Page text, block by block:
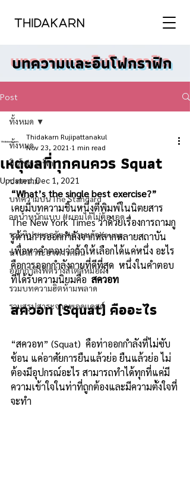
บทความและอินโฟกราฟิก
Post
ทั้งหมด
อินโฟกราฟิก
บทความ
บทความบน The Standard
ลดน้ำหนักแบบ #ผอมได้ไม่ต้องอด
รวมทิปชะลอวัย #อ่านแล้วYoung
นานาสาระอาหารคลีน
ออกกำลังฟิตร่างสไตล์หมอผิง
รวมบทความฮิตห้ามพลาด
รวมสรุปสาระจากพอดแคสต์
ทั้งหมด
เหตุผลที่ทุกคนควร Squat
Thidakarn Rujipattanakul
Nov 23, 2021 1 min read
Updated:Dec 1, 2021
“What’s the single best exercise?”
เคยมีบทความชิ้นหนึ่งตีพิมพ์ในนิตยสาร
The New York Times ว่าด้วยเรื่องการถามกู
รูด้านการออกกำลังจากหลากหลายสถาบัน
เพื่อหาคำตอบว่าถ้าให้เลือกได้แค่หนึ่ง อะไร
คือการออกกำลังกายที่ดีที่สุด  หนึ่งในคำตอบ
ที่ได้รับความนิยมคือ สควอท
สควอท (Squat) คืออะไร
“สควอท” (Squat)  คือท่าออกกำลังที่ไม่ซับ
ซ้อน แค่อาศัยการยืนแล้วย่อ ยืนแล้วย่อ ไม่
ต้องมีอุปกรณ์อะไร สามารถทำได้ทุกที่แค่มี
ความเข้าใจในท่าที่ถูกต้องและมีความตั้งใจที่
จะทำ